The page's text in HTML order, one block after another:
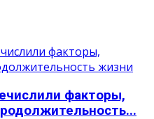
факторы,